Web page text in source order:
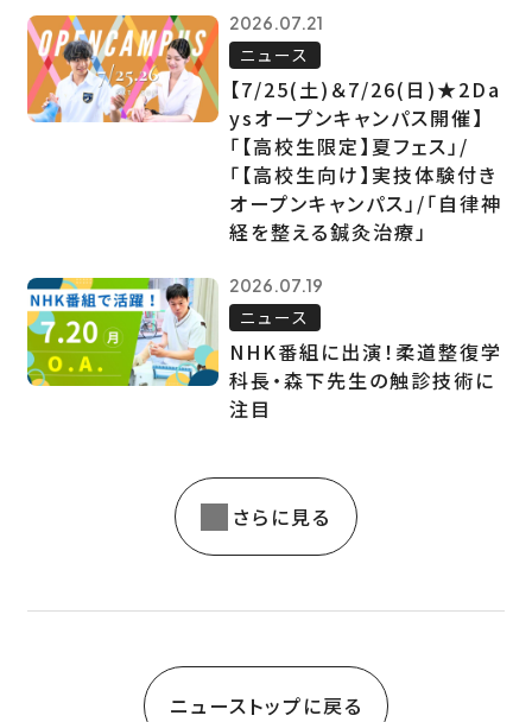
2026.07.21
ニュース
【7/25(土)＆7/26(日)★2Da
ysオープンキャンパス開催】
「【高校生限定】夏フェス」/
「【高校生向け】実技体験付き
オープンキャンパス」/「自律神
経を整える鍼灸治療」
2026.07.19
ニュース
NHK番組に出演！柔道整復学
科長・森下先生の触診技術に
注目
さらに見る
ニューストップに戻る